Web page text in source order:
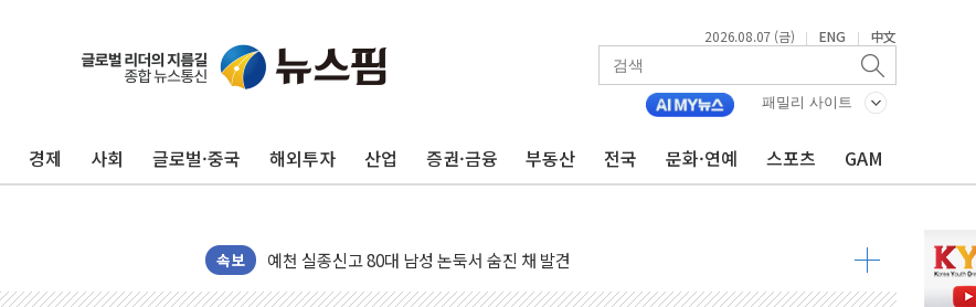
2026.08.07 (금) | ENG | 中文
패밀리 사이트
경제 사회 글로벌·중국 해외투자 산업 증권·금융 부동산 전국 문화·연예 스포츠 GAM
속보
美 민주, 트럼프 측에 200만 달러 건넨 韓기업 조사… "관세 무마용 뇌물 의혹"
지방공기업 경영평가, 서울농수산식품공사 등 20곳 '최우수'...인천환경공단 등 '부진'
"35초마다 중국과 통신"...美보안기업, 중국제 공유기서 '백도어' 발견
한병도 "막말 정치를 좌시하지 않겠다"